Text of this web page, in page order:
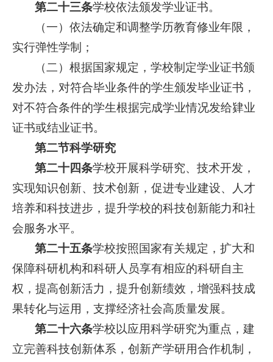
第二十三条学校依法颁发学业证书。
（一）依法确定和调整学历教育修业年限，
实行弹性学制；
（二）根据国家规定，学校制定学业证书颁
发办法，对符合毕业条件的学生颁发毕业证书，
对不符合条件的学生根据完成学业情况发给肄业
证书或结业证书。
第二节科学研究
第二十四条学校开展科学研究、技术开发，
实现知识创新、技术创新，促进专业建设、人才
培养和科技进步，提升学校的科技创新能力和社
会服务水平。
第二十五条学校按照国家有关规定，扩大和
保障科研机构和科研人员享有相应的科研自主
权，提高创新活力，提升创新绩效，增强科技成
果转化与运用，支撑经济社会高质量发展。
第二十六条学校以应用科学研究为重点，建
立完善科技创新体系，创新产学研用合作机制，